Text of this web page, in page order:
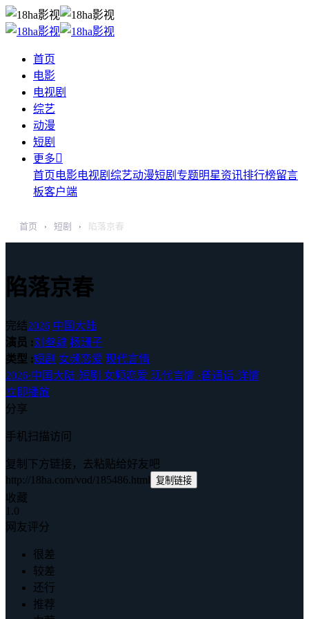
首页
电影
电视剧
综艺
动漫
短剧
更多
首页电影电视剧 综艺动漫短剧 专题明星资讯排行榜留言
板客户端
首页 › 短剧 › 陷落京春
陷落京春
完结2026 中国大陆
演员 :刘叁肆 杨珊子
类型 :短剧 女频恋爱 现代言情
2026·中国大陆·短剧 女频恋爱 现代言情 ·普通话·详情
立即播放
分享
手机扫描访问
复制下方链接，去粘贴给好友吧
http://18ha.com/vod/185486.html 复制链接
收藏
1.0
网友评分
很差
较差
还行
推荐